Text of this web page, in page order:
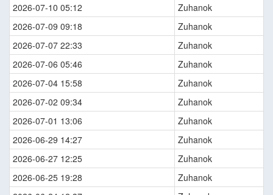
2026-07-10 05:12
Zuhanok
2026-07-09 09:18
Zuhanok
2026-07-07 22:33
Zuhanok
2026-07-06 05:46
Zuhanok
2026-07-04 15:58
Zuhanok
2026-07-02 09:34
Zuhanok
2026-07-01 13:06
Zuhanok
2026-06-29 14:27
Zuhanok
2026-06-27 12:25
Zuhanok
2026-06-25 19:28
Zuhanok